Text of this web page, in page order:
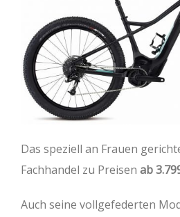
Das speziell an Frauen
Fachhandel zu Preisen ab
Auch seine vollgefederten